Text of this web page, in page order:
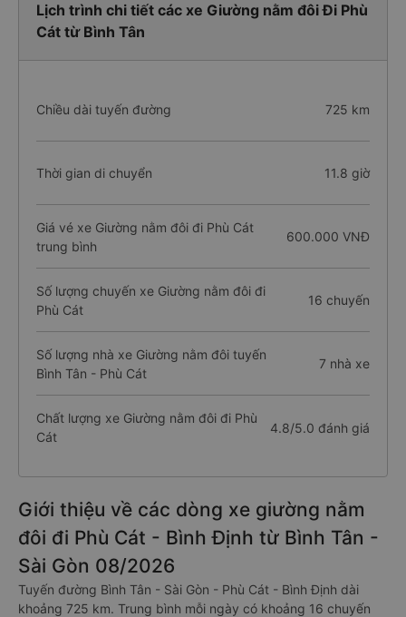
Lịch trình chi tiết các xe Giường nằm đôi Đi Phù
Cát từ Bình Tân
Chiều dài tuyến đường 725 km
Thời gian di chuyển 11.8 giờ
Giá vé xe Giường nằm đôi đi Phù Cát
trung bình
600.000 VNĐ
Số lượng chuyến xe Giường nằm đôi đi
Phù Cát
16 chuyến
Số lượng nhà xe Giường nằm đôi tuyến
Bình Tân - Phù Cát
7 nhà xe
Chất lượng xe Giường nằm đôi đi Phù
Cát
4.8/5.0 đánh giá
Giới thiệu về các dòng xe giường nằm
đôi đi Phù Cát - Bình Định từ Bình Tân -
Sài Gòn 08/2026
Tuyến đường Bình Tân - Sài Gòn - Phù Cát - Bình Định dài
khoảng 725 km. Trung bình mỗi ngày có khoảng 16 chuyến